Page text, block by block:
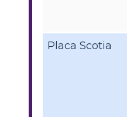
Placa Scotia